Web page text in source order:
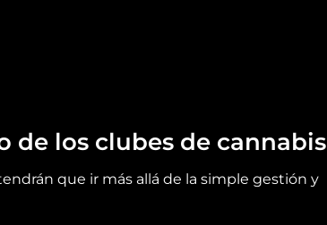
de los clubes de cannabis
que ir más allá de la simple gestión y